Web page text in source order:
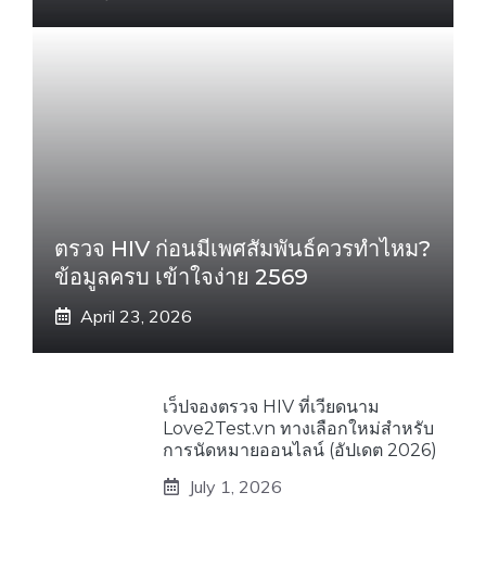
ตรวจ HIV ก่อนมีเพศสัมพันธ์ควรทำไหม?
ข้อมูลครบ เข้าใจง่าย 2569
April 23, 2026
เว็ปจองตรวจ HIV ที่เวียดนาม
Love2Test.vn ทางเลือกใหม่สำหรับ
การนัดหมายออนไลน์ (อัปเดต 2026)
July 1, 2026